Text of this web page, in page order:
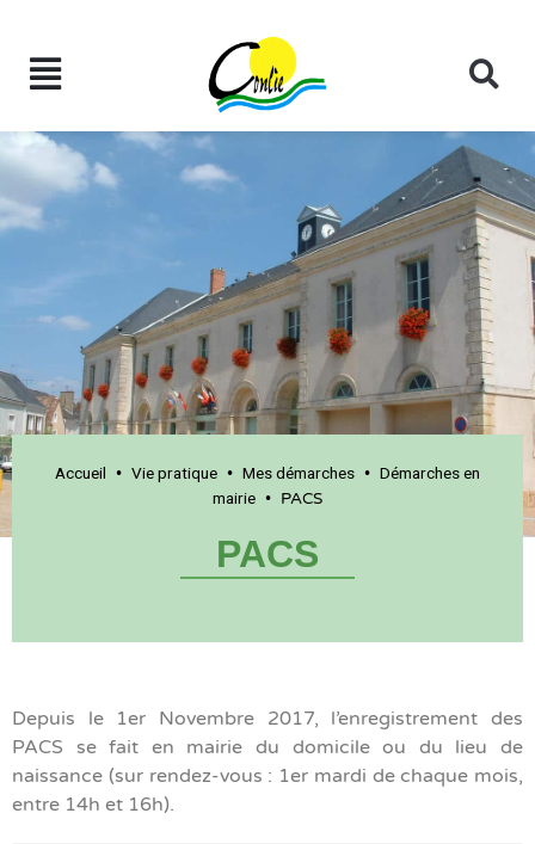
Accueil • Vie pratique • Mes démarches • Démarches en
mairie • PACS
PACS
Depuis le 1er Novembre 2017, l’enregistrement des
PACS se fait en mairie du domicile ou du lieu de
naissance (sur rendez-vous : 1er mardi de chaque mois,
entre 14h et 16h).